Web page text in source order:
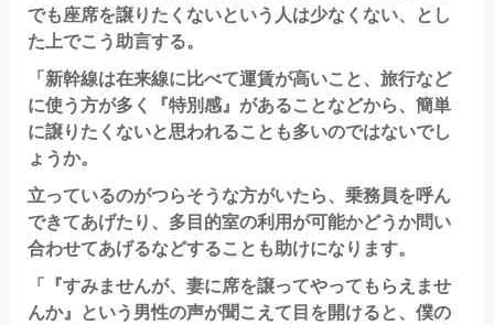
でも座席を譲りたくないという人は少なくない、とし
た上でこう助言する。
「新幹線は在来線に比べて運賃が高いこと、旅行など
に使う方が多く『特別感』があることなどから、簡単
に譲りたくないと思われることも多いのではないでし
ょうか。
立っているのがつらそうな方がいたら、乗務員を呼ん
できてあげたり、多目的室の利用が可能かどうか問い
合わせてあげるなどすることも助けになります。
「『すみませんが、妻に席を譲ってやってもらえませ
んか』という男性の声が聞こえて目を開けると、僕の